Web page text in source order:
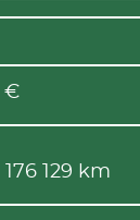
€
176 129 km